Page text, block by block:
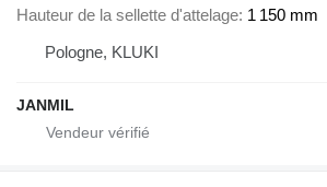
Hauteur de la sellette d'attelage 1 150 mm
Pologne, KLUKI
JANMIL